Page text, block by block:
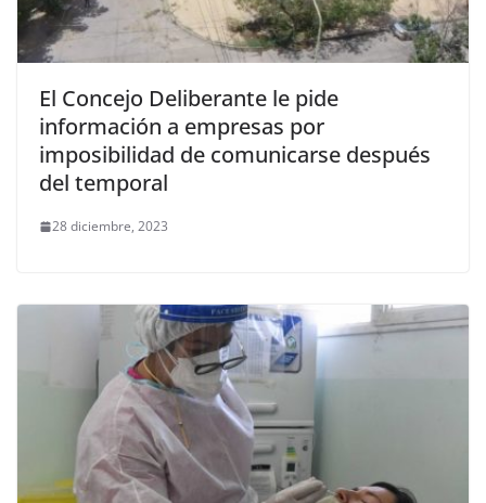
El Concejo Deliberante le pide
información a empresas por
imposibilidad de comunicarse después
del temporal
28 diciembre, 2023